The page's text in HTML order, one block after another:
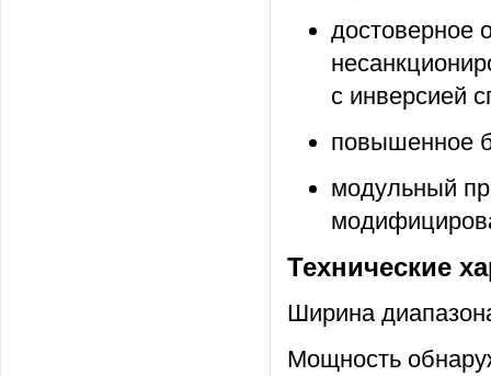
достоверное
с инверсией
повышенное
модульный
Технические
Ширина
Мощность